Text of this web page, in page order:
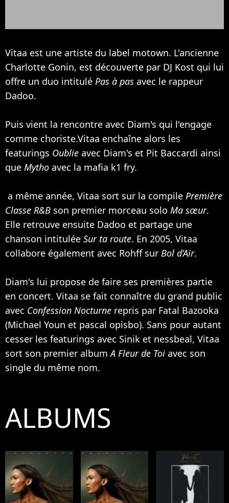
Vitaa est une artiste du label motown. L'ancienne
Charlotte Gonin, est découverte par DJ Kost qui lui
offre un duo intitulé Pas à pas avec le rappeur
Dadoo.
Puis vient la rencontre avec Diam's qui l'engage
comme choriste.Vitaa enchaîne alors les
featurings Oublie avec Diam's et Pit Baccardi ainsi
que Mytho avec la mafia k1 fry.
a même année, Vitaa sort sur la compile Première
Classe R&B son premier morceau solo Ma sœur.
Elle retrouve ensuite Dadoo et partage une
chanson intitulée Sur ta route. En 2005, Vitaa
collabore également avec Rohffsur Bol d’Air.
Diam's lui propose de faire ses premières partie
en concert. Vitaa se fait connaître du grand public
avec Confession Nocturne repris par Fatal Bazooka
(Michael Youn et pascal opisbo). Sans pour autant
cesser les featurings avec Sinik et nessbeal, Vitaa
sort son premier albumA Fleur de Toi avec son
single du même nom.
ALBUMS